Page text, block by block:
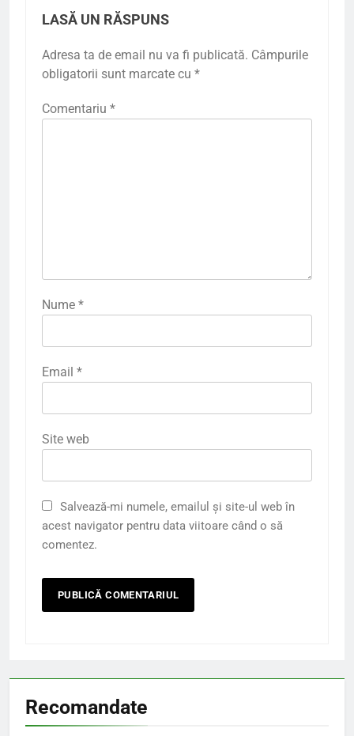
LASĂ UN RĂSPUNS
Adresa ta de email nu va fi publicată. Câmpurile
obligatorii sunt marcate cu *
Comentariu *
Nume *
Email *
Site web
Salvează-mi numele, emailul și site-ul web în
acest navigator pentru data viitoare când o să
comentez.
Recomandate